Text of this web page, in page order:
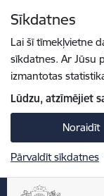
Sīkdatnes
Lai šī tīmekļvietne
sīkdatnes. Ar Jūsu
izmantotas
Lūdzu, atzīmējiet
Noraidīt
Pārvaldīt sīkdatnes